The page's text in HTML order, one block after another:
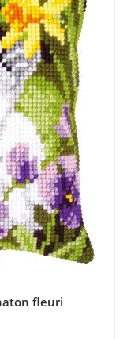
fleuri